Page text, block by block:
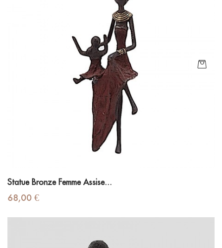
Statue Bronze Femme Assise...
Prix
68,00 €